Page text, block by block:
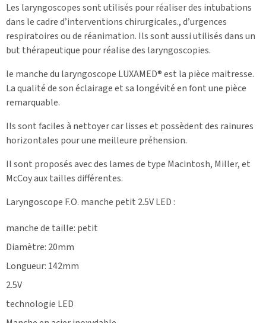
Les laryngoscopes sont utilisés pour réaliser des intubations
dans le cadre d’interventions chirurgicales., d’urgences
respiratoires ou de réanimation. Ils sont aussi utilisés dans un
but thérapeutique pour réalise des laryngoscopies.
le manche du laryngoscope LUXAMED® est la pièce maitresse.
La qualité de son éclairage et sa longévité en font une pièce
remarquable.
Ils sont faciles à nettoyer car lisses et possèdent des rainures
horizontales pour une meilleure préhension.
Il sont proposés avec des lames de type Macintosh, Miller, et
McCoy aux tailles différentes.
Laryngoscope F.O. manche petit 2.5V LED :
manche de taille: petit
Diamètre: 20mm
Longueur: 142mm
2.5V
technologie LED